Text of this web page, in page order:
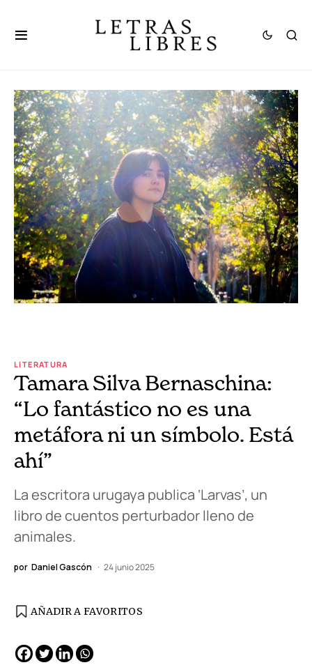
LITERATURA
Tamara Silva Bernaschina:
“Lo fantástico no es una
metáfora ni un símbolo. Está
ahí”
La escritora urugaya publica ‘Larvas’, un
libro de cuentos perturbador lleno de
animales.
por Daniel Gascón 24 junio 2025
AÑADIR A FAVORITOS